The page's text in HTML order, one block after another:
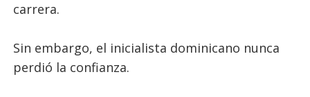
carrera.
Sin embargo, el inicialista dominicano nunca
perdió la confianza.